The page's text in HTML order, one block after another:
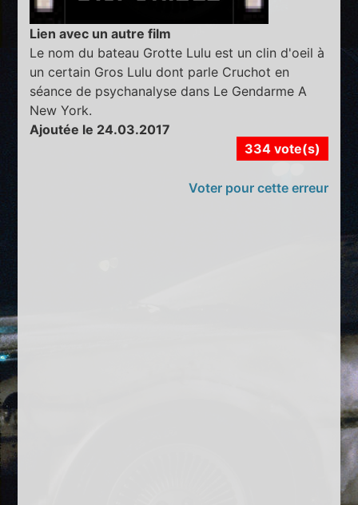
Lien avec un autre film
Le nom du bateau Grotte Lulu est un clin d'oeil à
un certain Gros Lulu dont parle Cruchot en
séance de psychanalyse dans Le Gendarme A
New York.
Ajoutée le 24.03.2017
334 vote(s)
Voter pour cette erreur